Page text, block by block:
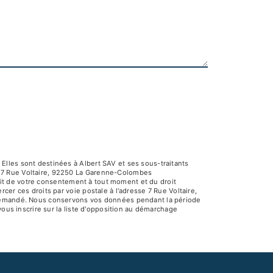
sont destinées à Albert SAV et ses sous-traitants
Voltaire, 92250 La Garenne-Colombes
de votre consentement à tout moment et du droit
ces droits par voie postale à l'adresse 7 Rue Voltaire,
Nous conservons vos données pendant la période
inscrire sur la liste d'opposition au démarchage